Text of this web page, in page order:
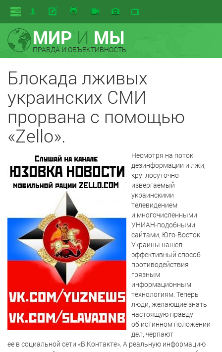
МИРИ МЫ
ПРАВДА И ОБЪЕКТИВНОСТЬ
Блокада лживых
украинских СМИ
прорвана с помощью
«Zello».
Несмотря на поток
дезинформации и лжи,
круглосуточно
извергаемый
украинскими
телевидением
и многочисленными
УНИАН-подобными
сайтами, Юго-Восток
Украины нашел
эффективный способ
противодействия
грязным
информационным
технологиям. Теперь
люди, желающие знать
настоящую правду
об истинном положении
дел, черпают
ее в социальной сети «В Контакте». А реальную информацию